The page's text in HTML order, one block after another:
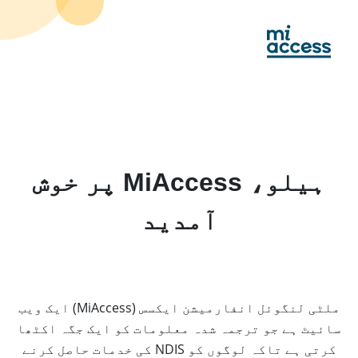
main
ہیلو، MiAccess پر خوش
آمدید
ملٹی لنگوئل انفارمیشن ایکسس (MiAccess) ایک ویب
سائیٹ ہے جو ترجمہ شدہ معلومات کو ایک جگہ اکٹھا
کرتی ہے تاکہ لوگوں کو NDIS کی خدمات حاصل کرنے